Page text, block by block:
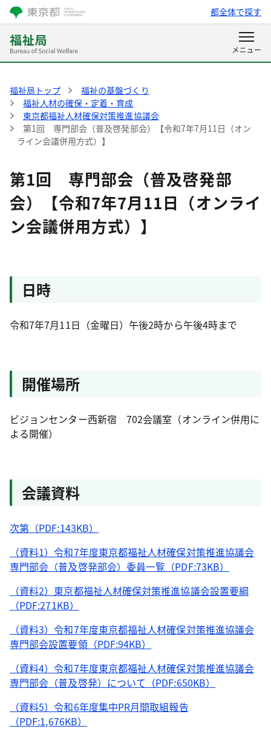
都全体で探す
福祉局トップ
福祉の基盤づくり
福祉人材の確保・定着・育成
東京都福祉人材確保対策推進協議会
第1回 専門部会（普及啓発部会）【令和7年7月11日（オン
ライン会議併用方式）】
第1回 専門部会（普及啓発部
会）【令和7年7月11日（オンライ
ン会議併用方式）】
日時
令和7年7月11日（金曜日）午後2時から午後4時まで
開催場所
ビジョンセンター西新宿 702会議室（オンライン併用に
よる開催）
会議資料
次第（PDF:143KB）
（資料1）令和7年度東京都福祉人材確保対策推進協議会
専門部会（普及啓発部会）委員一覧（PDF:73KB）
（資料2）東京都福祉人材確保対策推進協議会設置要綱
（PDF:271KB）
（資料3）令和7年度東京都福祉人材確保対策推進協議会
専門部会設置要領（PDF:94KB）
（資料4）令和7年度東京都福祉人材確保対策推進協議会
専門部会（普及啓発）について（PDF:650KB）
（資料5）令和6年度集中PR月間取組報告
（PDF:1,676KB）